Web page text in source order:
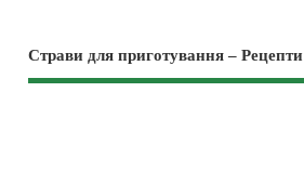
Страви для приготування – Рецепти